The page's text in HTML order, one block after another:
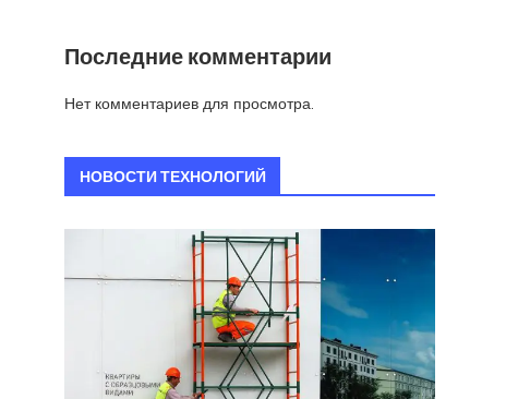
Последние комментарии
Нет комментариев для просмотра.
НОВОСТИ ТЕХНОЛОГИЙ